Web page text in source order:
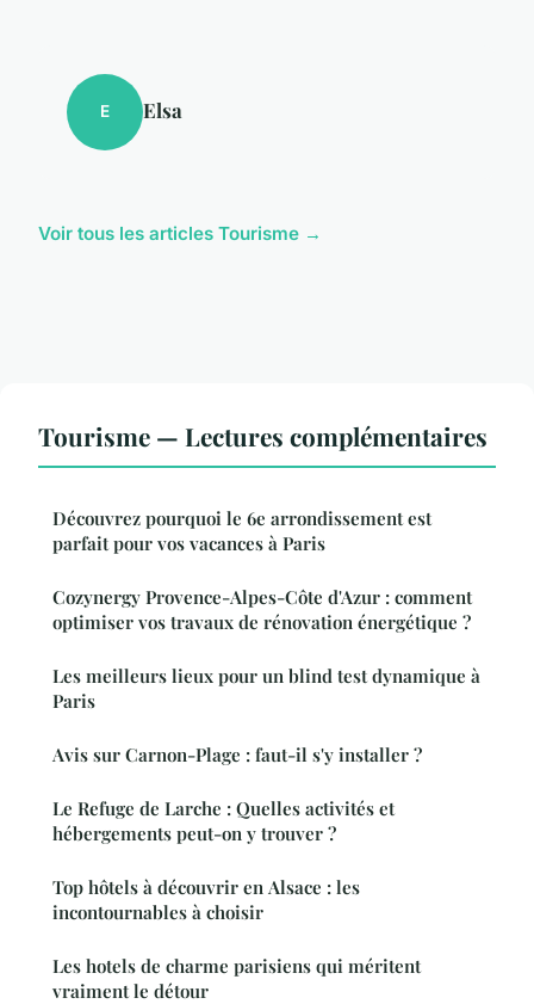
E Elsa
Voir tous les articles Tourisme →
Tourisme — Lectures complémentaires
Découvrez pourquoi le 6e arrondissement est
parfait pour vos vacances à Paris
Cozynergy Provence-Alpes-Côte d'Azur : comment
optimiser vos travaux de rénovation énergétique ?
Les meilleurs lieux pour un blind test dynamique à
Paris
Avis sur Carnon-Plage : faut-il s'y installer ?
Le Refuge de Larche : Quelles activités et
hébergements peut-on y trouver ?
Top hôtels à découvrir en Alsace : les
incontournables à choisir
Les hotels de charme parisiens qui méritent
vraiment le détour